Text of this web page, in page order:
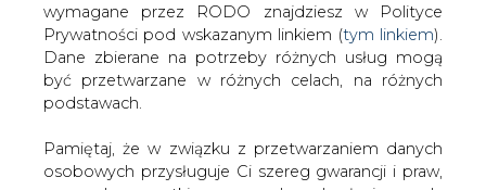
wymagane przez RODO znajdziesz w Polityce
Prywatności pod wskazanym linkiem (tym linkiem).
Dane zbierane na potrzeby różnych usług mogą
być przetwarzane w różnych celach, na różnych
podstawach.
Pamiętaj, że w związku z przetwarzaniem danych
osobowych przysługuje Ci szereg gwarancji i praw,